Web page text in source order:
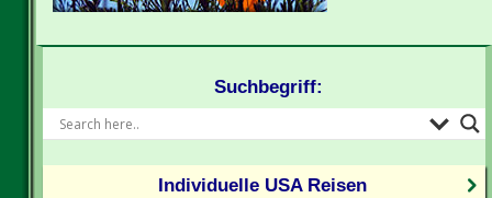
Suchbegriff:
Individuelle USA Reisen